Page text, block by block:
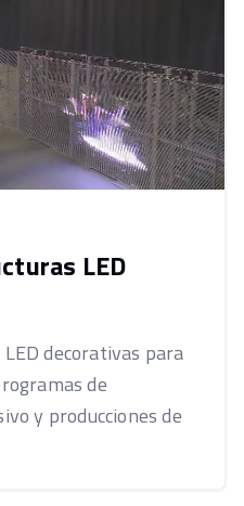
LED
decorativas para
de
y producciones de